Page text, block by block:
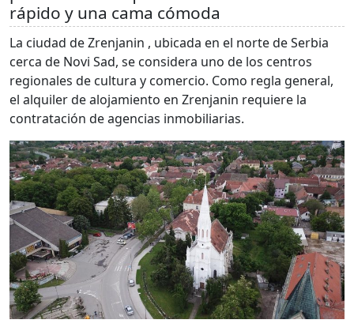
rápido y una cama cómoda
La ciudad de Zrenjanin , ubicada en el norte de Serbia
cerca de Novi Sad, se considera uno de los centros
regionales de cultura y comercio. Como regla general,
el alquiler de alojamiento en Zrenjanin requiere la
contratación de agencias inmobiliarias.